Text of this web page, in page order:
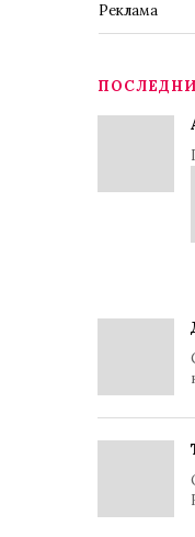
Реклама